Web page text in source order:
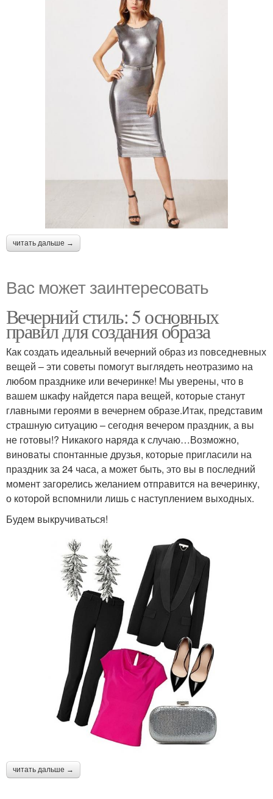
читать дальше →
Вас может заинтересовать
Вечерний стиль: 5 основных
правил для создания образа
Как создать идеальный вечерний образ из повседневных
вещей – эти советы помогут выглядеть неотразимо на
любом празднике или вечеринке! Мы уверены, что в
вашем шкафу найдется пара вещей, которые станут
главными героями в вечернем образе.Итак, представим
страшную ситуацию – сегодня вечером праздник, а вы
не готовы!? Никакого наряда к случаю…Возможно,
виноваты спонтанные друзья, которые пригласили на
праздник за 24 часа, а может быть, это вы в последний
момент загорелись желанием отправится на вечеринку,
о которой вспомнили лишь с наступлением выходных.
Будем выкручиваться!
читать дальше →